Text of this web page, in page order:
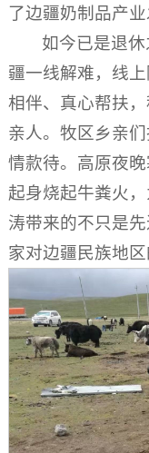
了边疆奶制品产业
如今已是退
疆一线解难，线
相伴、真心帮扶
亲人。牧区乡亲
情款待。高原夜
起身烧起牛粪火
涛带来的不只是
家对边疆民族地区